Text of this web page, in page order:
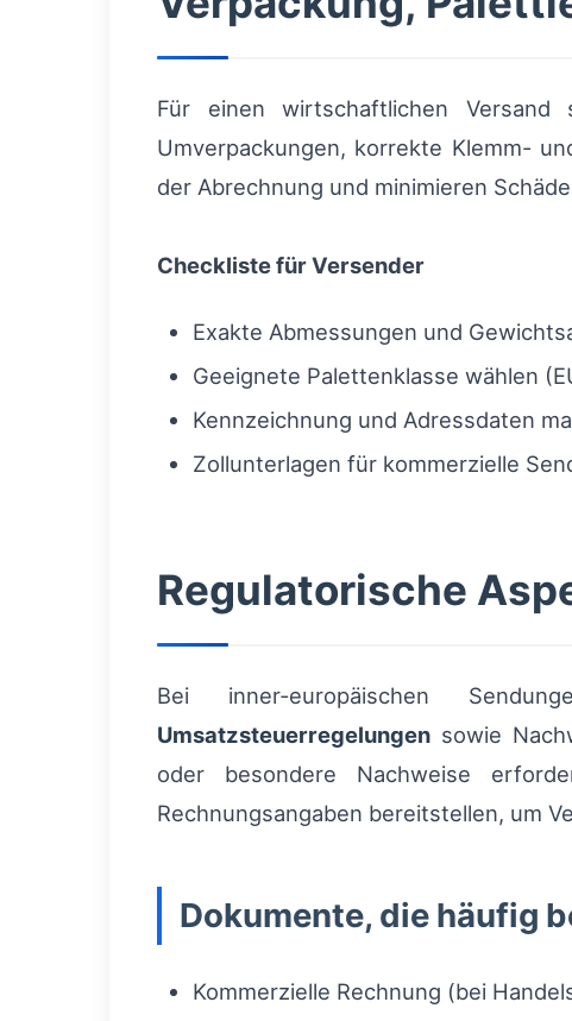
Für einen wirtschaftlichen Versand
Umverpackungen, korrekte Klemm-
der Abrechnung und minimieren
Checkliste für Versender
Exakte Abmessungen und
Geeignete Palettenklasse wählen
Kennzeichnung und Adressdaten
Zollunterlagen für kommerzielle
Regulatorische
Bei inner‑europäischen
Umsatzsteuerregelungen sowie
oder besondere Nachweise
Rechnungsangaben bereitstellen, um
Dokumente, die häufig
Kommerzielle Rechnung (bei